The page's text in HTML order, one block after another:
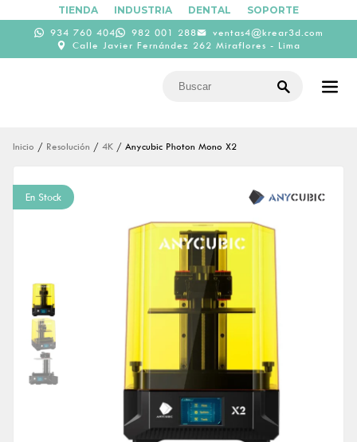
TIENDA INDUSTRIA DENTAL SOPORTE
934 760 404 982 001 288
ventas4@krear3d.com
Calle Javier Fernández 262 Miraflores - Lima
Inicio / Resolución / 4K / Anycubic Photon Mono X2
En Stock